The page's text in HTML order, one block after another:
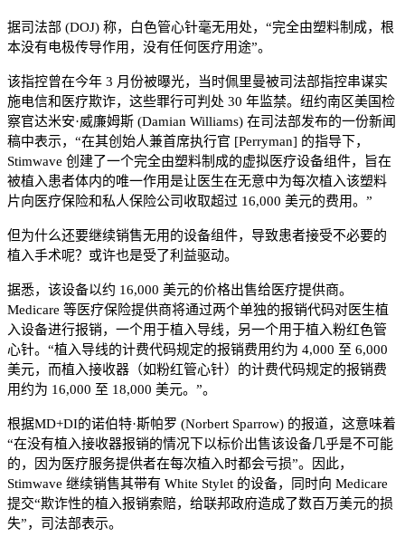
据司法部 (DOJ) 称，白色管心针毫无用处，“完全由塑料制成，根
本没有电极传导作用，没有任何医疗用途”。
该指控曾在今年 3 月份被曝光，当时佩里曼被司法部指控串谋实
施电信和医疗欺诈，这些罪行可判处 30 年监禁。纽约南区美国检
察官达米安·威廉姆斯 (Damian Williams) 在司法部发布的一份新闻
稿中表示，“在其创始人兼首席执行官 [Perryman] 的指导下，
Stimwave 创建了一个完全由塑料制成的虚拟医疗设备组件，旨在
被植入患者体内的唯一作用是让医生在无意中为每次植入该塑料
片向医疗保险和私人保险公司收取超过 16,000 美元的费用。”
但为什么还要继续销售无用的设备组件，导致患者接受不必要的
植入手术呢？或许也是受了利益驱动。
据悉，该设备以约 16,000 美元的价格出售给医疗提供商。
Medicare 等医疗保险提供商将通过两个单独的报销代码对医生植
入设备进行报销，一个用于植入导线，另一个用于植入粉红色管
心针。“植入导线的计费代码规定的报销费用约为 4,000 至 6,000
美元，而植入接收器（如粉红管心针）的计费代码规定的报销费
用约为 16,000 至 18,000 美元。”。
根据MD+DI的诺伯特·斯帕罗 (Norbert Sparrow) 的报道，这意味着
“在没有植入接收器报销的情况下以标价出售该设备几乎是不可能
的，因为医疗服务提供者在每次植入时都会亏损”。因此，
Stimwave 继续销售其带有 White Stylet 的设备，同时向 Medicare
提交“欺诈性的植入报销索赔，给联邦政府造成了数百万美元的损
失”，司法部表示。